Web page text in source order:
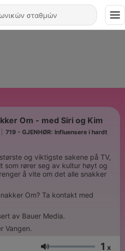
Om - med Siri og Kim
719 - GJENHØR: Influensere i hardt
og viktigste sakene på TV,
som rører seg av kultur høyt og
å vite om det alle snakker
Om? Ta kontakt med
av Bauer Media.
Vangen.
1 x